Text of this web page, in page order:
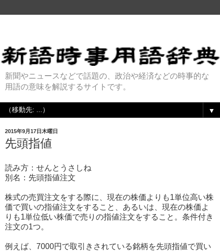
新聞やニュースなどで話題の、政治や経済などの時事的な
用語の意味を解説するサイトです。
▼
2015年9月17日木曜日
先頭指値
読み方：せんとうさしね
別名：先頭指値注文
株式の売買注文をする際に、現在の株価よりも1単位高い株
価で買いの指値注文をすること、あるいは、現在の株価よ
りも1単位低い株価で売りの指値注文をすること。条件付き
注文の1つ。
例えば、7000円で取引きされている銘柄を先頭指値で買い